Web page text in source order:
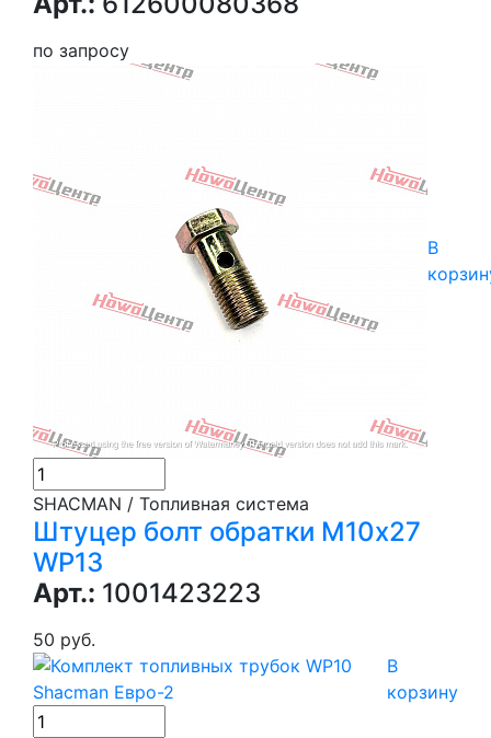
по запросу
В
SHACMAN / Топливная система
Штуцер болт обратки М10х27
WP13
Арт.: 1001423223
50 руб.
В
корзину